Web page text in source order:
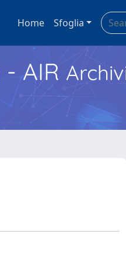
Home Sfoglia
- AIR